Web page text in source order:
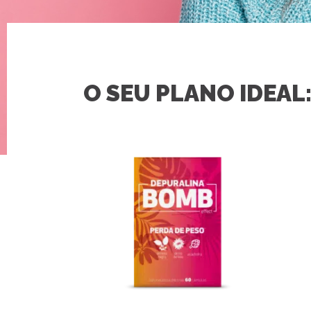
O SEU PLANO IDEAL: